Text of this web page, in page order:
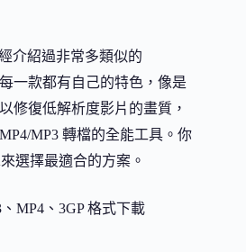
介紹過非常多類似的
一款都有自己的特色，像是
修復低解析度影片的畫質，
MP3 轉檔的全能工具。你
選擇最適合的方案。
MP4、3GP 格式下載